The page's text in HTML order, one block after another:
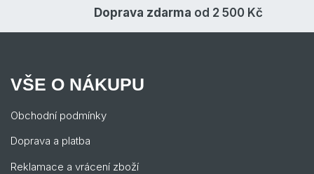
Doprava zdarma od 2 500 Kč
VŠE O NÁKUPU
Obchodní podmínky
Doprava a platba
Reklamace a vrácení zboží